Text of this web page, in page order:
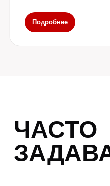
Подробнее